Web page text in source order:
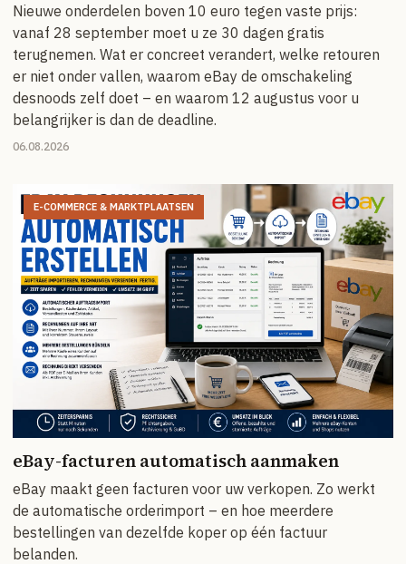
Nieuwe onderdelen boven 10 euro tegen vaste prijs:
vanaf 28 september moet u ze 30 dagen gratis
terugnemen. Wat er concreet verandert, welke retouren
er niet onder vallen, waarom eBay de omschakeling
desnoods zelf doet – en waarom 12 augustus voor u
belangrijker is dan de deadline.
06.08.2026
E-COMMERCE & MARKTPLAATSEN
eBay-facturen automatisch aanmaken
eBay maakt geen facturen voor uw verkopen. Zo werkt
de automatische orderimport – en hoe meerdere
bestellingen van dezelfde koper op één factuur
belanden.